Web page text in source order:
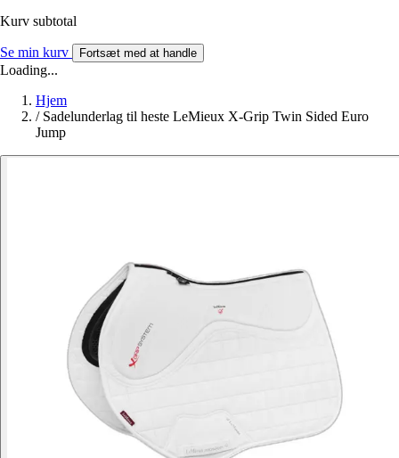
Kurv subtotal
Se min kurv Fortsæt med at handle
Loading...
Hjem
/ Sadelunderlag til heste LeMieux X-Grip Twin Sided Euro
Jump